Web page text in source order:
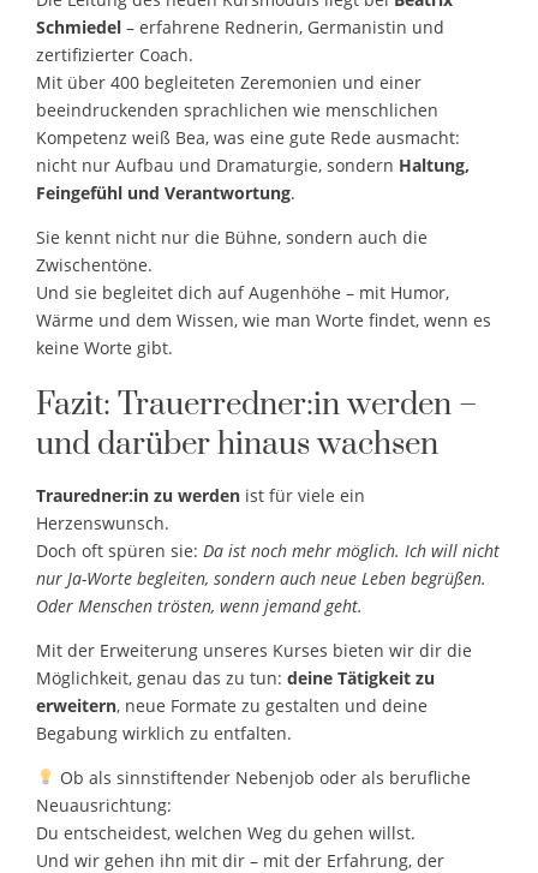
Schmiedel – erfahrene Rednerin, Germanistin und
zertifizierter Coach.
Mit über 400 begleiteten Zeremonien und einer
beeindruckenden sprachlichen wie menschlichen
Kompetenz weiß Bea, was eine gute Rede ausmacht:
nicht nur Aufbau und Dramaturgie, sondern Haltung,
Feingefühl und Verantwortung.
Sie kennt nicht nur die Bühne, sondern auch die
Zwischentöne.
Und sie begleitet dich auf Augenhöhe – mit Humor,
Wärme und dem Wissen, wie man Worte findet, wenn es
keine Worte gibt.
Fazit: Trauerredner:in werden –
und darüber hinaus wachsen
Trauredner:in zu werden ist für viele ein
Herzenswunsch.
Doch oft spüren sie: Da ist noch mehr möglich. Ich will nicht
nur Ja-Worte begleiten, sondern auch neue Leben begrüßen.
Oder Menschen trösten, wenn jemand geht.
Mit der Erweiterung unseres Kurses bieten wir dir die
Möglichkeit, genau das zu tun: deine Tätigkeit zu
erweitern, neue Formate zu gestalten und deine
Begabung wirklich zu entfalten.
Ob als sinnstiftender Nebenjob oder als berufliche
Neuausrichtung:
Du entscheidest, welchen Weg du gehen willst.
Und wir gehen ihn mit dir – mit der Erfahrung, der